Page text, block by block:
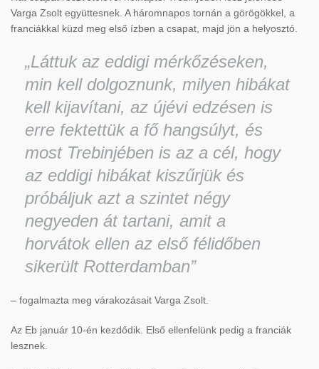
Varga Zsolt együttesnek. A háromnapos tornán a görögökkel, a
franciákkal küzd meg első ízben a csapat, majd jön a helyosztó.
„Láttuk az eddigi mérkőzéseken,
min kell dolgoznunk, milyen hibákat
kell kijavítani, az újévi edzésen is
erre fektettük a fő hangsúlyt, és
most Trebinjében is az a cél, hogy
az eddigi hibákat kiszűrjük és
próbáljuk azt a szintet négy
negyeden át tartani, amit a
horvátok ellen az első félidőben
sikerült Rotterdamban”
– fogalmazta meg várakozásait Varga Zsolt.
Az Eb január 10-én kezdődik. Első ellenfelünk pedig a franciák
lesznek.